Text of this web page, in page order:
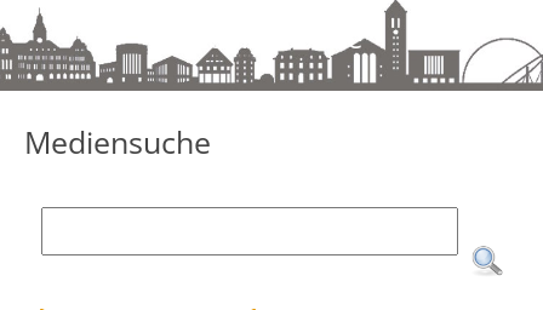
Mediensuche
Mediensuche